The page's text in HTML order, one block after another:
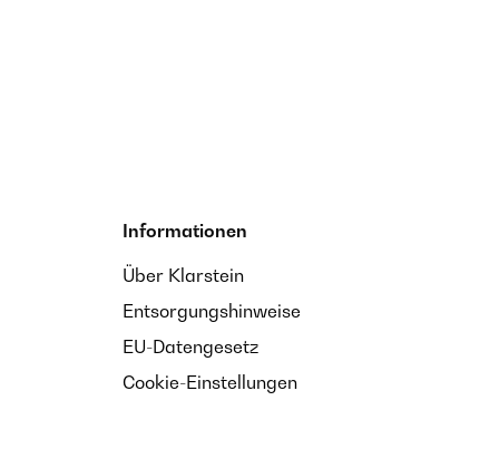
Informationen
Über Klarstein
Entsorgungshinweise
EU-Datengesetz
Cookie-Einstellungen